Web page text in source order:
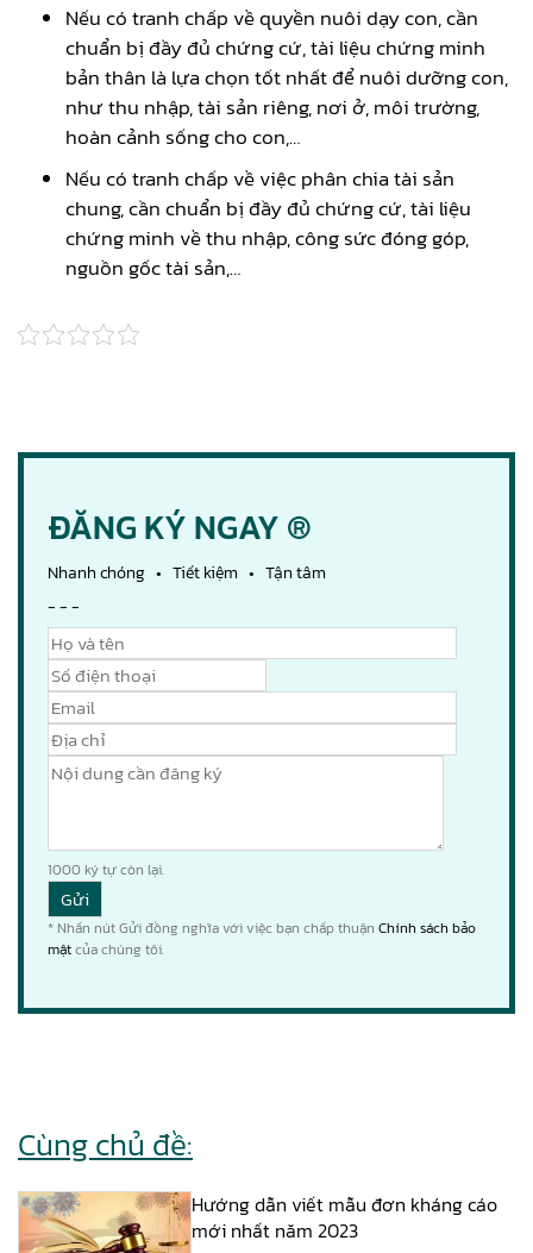
Nếu có tranh chấp về quyền nuôi dạy con, cần
chuẩn bị đầy đủ chứng cứ, tài liệu chứng minh
bản thân là lựa chọn tốt nhất để nuôi dưỡng con,
như thu nhập, tài sản riêng, nơi ở, môi trường,
hoàn cảnh sống cho con,…
Nếu có tranh chấp về việc phân chia tài sản
chung, cần chuẩn bị đầy đủ chứng cứ, tài liệu
chứng minh về thu nhập, công sức đóng góp,
nguồn gốc tài sản,…
ĐĂNG KÝ NGAY ®
Nhanh chóng • Tiết kiệm • Tận tâm
- - -
1000 ký tự còn lại.
* Nhấn nút Gửi đồng nghĩa với việc bạn chấp thuận Chính sách bảo
mậtcủa chúng tôi.
Cùng chủ đề:
Hướng dẫn viết mẫu đơn kháng cáo
mới nhất năm 2023